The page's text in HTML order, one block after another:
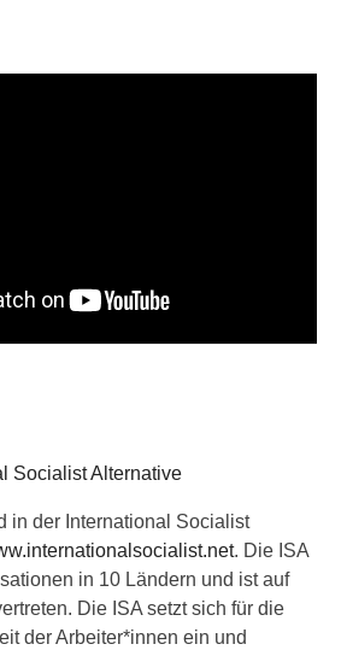
in der International Socialist
. Die ISA
in 10 Ländern und ist auf
Die ISA setzt sich für die
der Arbeiter*innen ein und